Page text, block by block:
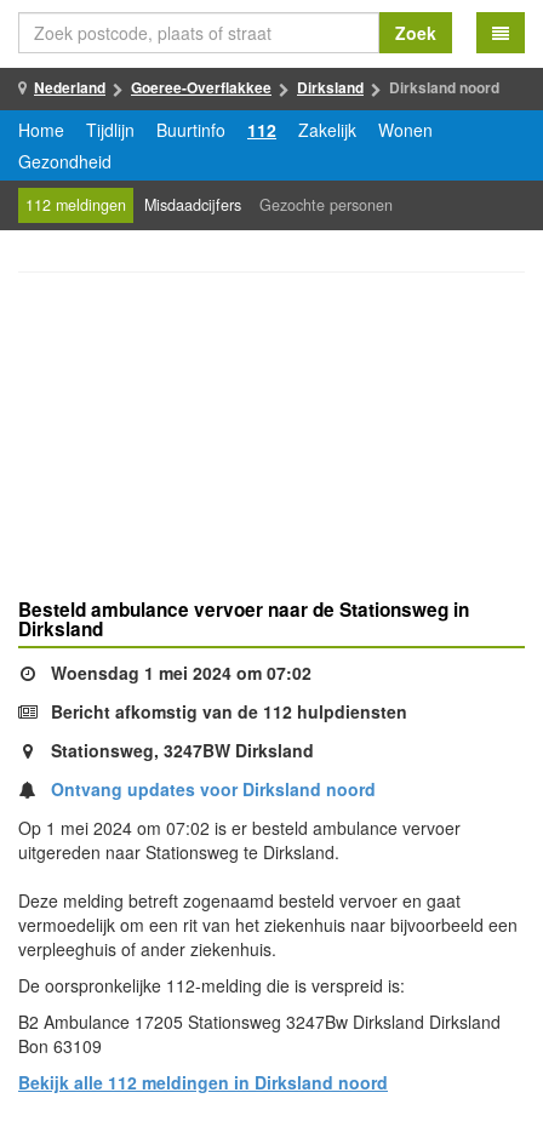
Zoek
Nederland Goeree-Overflakkee Dirksland Dirksland noord
Home Tijdlijn Buurtinfo 112 Zakelijk
Wonen
Gezondheid
112 meldingen Misdaadcijfers Gezochte personen
Besteld ambulance vervoer naar de Stationsweg in
Dirksland
Woensdag 1 mei 2024 om 07:02
Bericht afkomstig van de 112 hulpdiensten
Stationsweg, 3247BW Dirksland
Ontvang updates voor Dirksland noord
Op 1 mei 2024 om 07:02 is er besteld ambulance vervoer
uitgereden naar Stationsweg te Dirksland.
Deze melding betreft zogenaamd besteld vervoer en gaat
vermoedelijk om een rit van het ziekenhuis naar bijvoorbeeld een
verpleeghuis of ander ziekenhuis.
De oorspronkelijke 112-melding die is verspreid is:
B2 Ambulance 17205 Stationsweg 3247Bw Dirksland Dirksland
Bon 63109
Bekijk alle 112 meldingen in Dirksland noord